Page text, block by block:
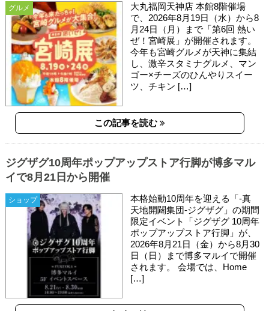
グルメ
大丸福岡天神店 本館8階催場
で、2026年8月19日（水）から8
月24日（月）まで「第6回 熱い
ぜ！宮崎展」が開催されます。
今年も宮崎グルメが天神に集結
し、激辛スタミナグルメ、マン
ゴー×チーズのひんやりスイー
ツ、チキン […]
この記事を読む
ショップ
ジグザグ10周年ポップアップストア行脚が博多マル
イで8月21日から開催
本格始動10周年を迎える「-真
天地開闢集団-ジグザグ」の期間
限定イベント「ジグザグ 10周年
ポップアップストア行脚」が、
2026年8月21日（金）から8月30
日（日）まで博多マルイで開催
されます。 会場では、Home
[…]